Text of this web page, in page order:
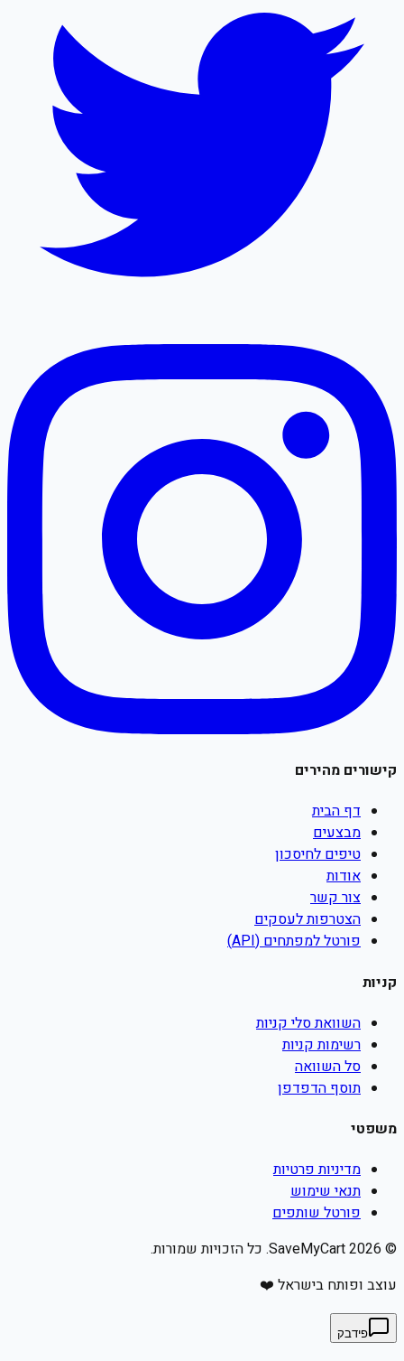
קישורים מהירים
דף הבית
מבצעים
טיפים לחיסכון
אודות
צור קשר
הצטרפות לעסקים
פורטל למפתחים (API)
קניות
השוואת סלי קניות
רשימות קניות
סל השוואה
תוסף הדפדפן
משפטי
מדיניות פרטיות
תנאי שימוש
פורטל שותפים
©
2026
עוצב ופותח בישראל ❤️
פידבק